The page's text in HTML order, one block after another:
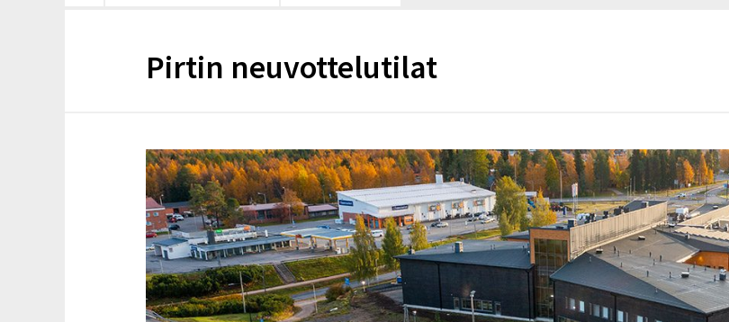
Pirtin neuvottelutilat